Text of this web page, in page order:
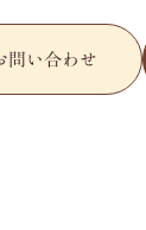
問い合わせ